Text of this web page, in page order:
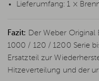
Lieferumfang: 1 ×
Fazit: Der Weber Original
1000 / 120 / 1200 Serie
Ersatzteil zur
Hitzeverteilung und der